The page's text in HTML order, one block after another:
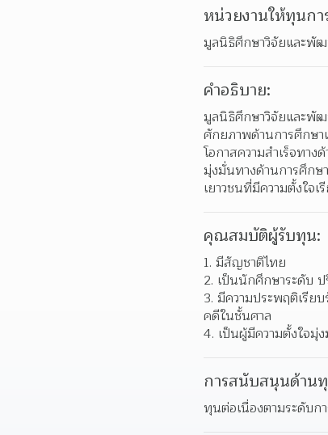
หน่วยงานให้ทุนก
มูลนิธิศึกษาวิจัยและพัฒ
คำอธิบาย:
มูลนิธิศึกษาวิจัยและพัฒ
ศักยภาพด้านการศึกษา
โอกาสความสำเร็จทา
มุ่งมั่นทางด้านการศึก
เยาวชนที่มีความตั้งใจ
คุณสมบัติผู้รับทุน:
มีสัญชาติไทย
เป็นนักศึกษาระดับ
มีความประพฤติเรียบ
คดีในชั้นศาล
เป็นผู้มีความตั้งใจมุ่
การสนับสนุนด้าน
ทุนต่อเนื่องตามระดับก